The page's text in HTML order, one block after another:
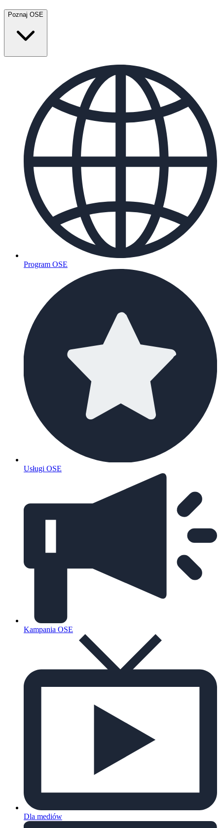
Poznaj OSE
Program OSE
Usługi OSE
Kampania OSE
Dla mediów